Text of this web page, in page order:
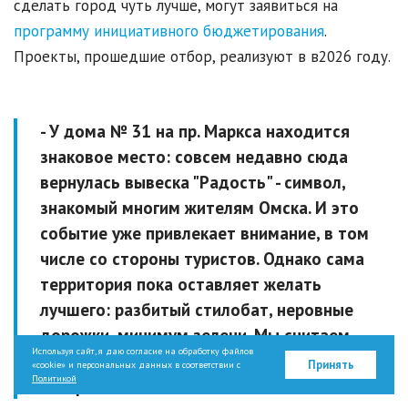
сделать город чуть лучше, могут заявиться на
программу инициативного бюджетирования.
Проекты, прошедшие отбор, реализуют в в2026 году.
- У дома № 31 на пр. Маркса находится
знаковое место: совсем недавно сюда
вернулась вывеска "Радость" - символ,
знакомый многим жителям Омска. И это
событие уже привлекает внимание, в том
числе со стороны туристов. Однако сама
территория пока оставляет желать
лучшего: разбитый стилобат, неровные
дорожки, минимум зелени. Мы считаем,
что это место достойно большего, -
говорится в описании.
Используя сайт, я даю согласие на обработку файлов
«cookie» и персональных данных в соответствии с
Политикой
Принять